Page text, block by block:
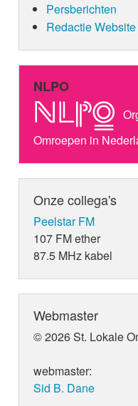
Persberichten
Redactie Website
NLPO
Omroepen in
Onze collega's
Peelstar FM
107 FM ether
87.5 MHz kabel
Webmaster
© 2026 St. Lokale
webmaster:
Sid B. Dane